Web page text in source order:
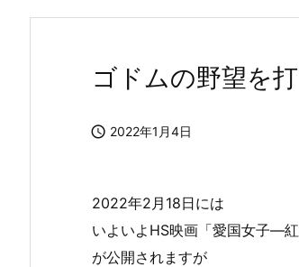
ゴドムの野望を打
 2022年1月4日
2022年2月18日には
いよいよHS映画「愛国女子—紅
が公開されますが